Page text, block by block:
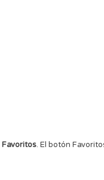
Favoritos. El botón